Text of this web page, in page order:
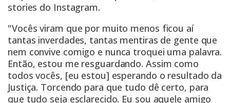
stories do Instagram.
"Vocês viram que por muito menos ficou aí
tantas inverdades, tantas mentiras de gente que
nem convive comigo e nunca troquei uma palavra.
Então, estou me resguardando. Assim como
todos vocês, [eu estou] esperando o resultado da
Justiça. Torcendo para que tudo dê certo, para
que tudo seja esclarecido. Eu sou aquele amigo